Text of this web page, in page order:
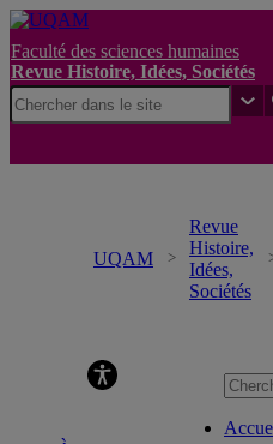
Faculté des sciences humaines
Revue Histoire, Idées, Sociétés
UQAM
Revue
Histoire,
Idées,
Sociétés